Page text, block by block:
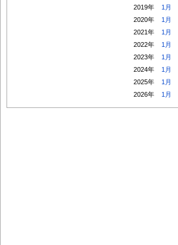
2019年
1月
2020年
1月
2021年
1月
2022年
1月
2023年
1月
2024年
1月
2025年
1月
2026年
1月